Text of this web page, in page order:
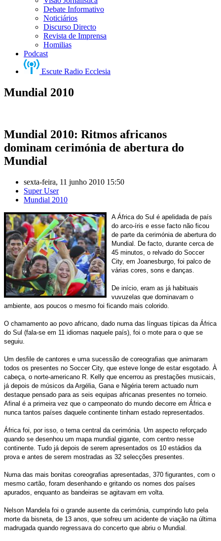
Debate Informativo
Noticiários
Discurso Directo
Revista de Imprensa
Homilias
Podcast
Escute Radio Ecclesia
Mundial 2010
Mundial 2010: Ritmos africanos
dominam cerimónia de abertura do
Mundial
sexta-feira, 11 junho 2010 15:50
Super User
Mundial 2010
A África do Sul é apelidada de país
do arco-íris e esse facto não ficou
de parte da cerimónia de abertura do
Mundial. De facto, durante cerca de
45 minutos, o relvado do Soccer
City, em Joanesburgo, foi palco de
várias cores, sons e danças.
De início, eram as já habituais
vuvuzelas que dominavam o
ambiente, aos poucos o mesmo foi ficando mais colorido.
O chamamento ao povo africano, dado numa das línguas típicas da África
do Sul (fala-se em 11 idiomas naquele país), foi o mote para o que se
seguiu.
Um desfile de cantores e uma sucessão de coreografias que animaram
todos os presentes no Soccer City, que esteve longe de estar esgotado. À
cabeça, o norte-americano R. Kelly que encerrou as prestações musicais,
já depois de músicos da Argélia, Gana e Nigéria terem actuado num
destaque pensado para as seis equipas africanas presentes no torneio.
Afinal é a primeira vez que o campeonato do mundo decorre em África e
nunca tantos países daquele continente tinham estado representados.
África foi, por isso, o tema central da cerimónia. Um aspecto reforçado
quando se desenhou um mapa mundial gigante, com centro nesse
continente. Tudo já depois de serem apresentados os 10 estádios da
prova e antes de serem mostradas as 32 selecções presentes.
Numa das mais bonitas coreografias apresentadas, 370 figurantes, com o
mesmo cartão, foram desenhando e gritando os nomes dos países
apurados, enquanto as bandeiras se agitavam em volta.
Nelson Mandela foi o grande ausente da cerimónia, cumprindo luto pela
morte da bisneta, de 13 anos, que sofreu um acidente de viação na última
madrugada quando regressava do concerto que abriu o Mundial.